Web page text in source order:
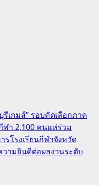
เกมส์” รอบคัดเลือกภาค
า 2,100 คนแห่ร่วม
รโรงเรียนกีฬาจังหวัด
ามยินดีต่อผลงานระดับ